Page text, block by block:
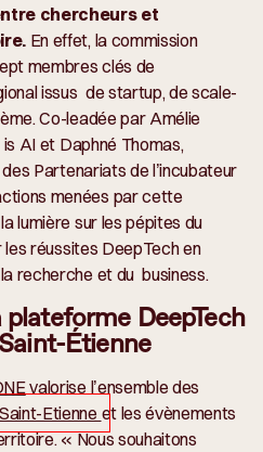
chercheurs et
En effet, la commission
membres clés de
issus de startup, de scale-
Co-leadée par Amélie
AI et Daphné Thomas,
Partenariats de l’incubateur
menées par cette
lumière sur les pépites du
réussites DeepTech en
recherche et du business.
plateforme DeepTech
Étienne
valorise l’ensemble des
Etienne et les évènements
. « Nous souhaitons